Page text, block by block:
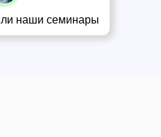
наши семинары